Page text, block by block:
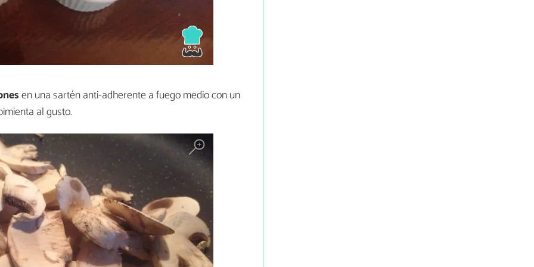
en una sartén anti-adherente a fuego medio con un
al gusto.